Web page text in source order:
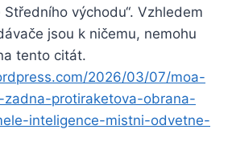
východu“. Vzhledem
jsou k ničemu, nemohu
tento citát.
2026/03/07/moa-
protiraketova-obrana-
inteligence-mistni-odvetne-